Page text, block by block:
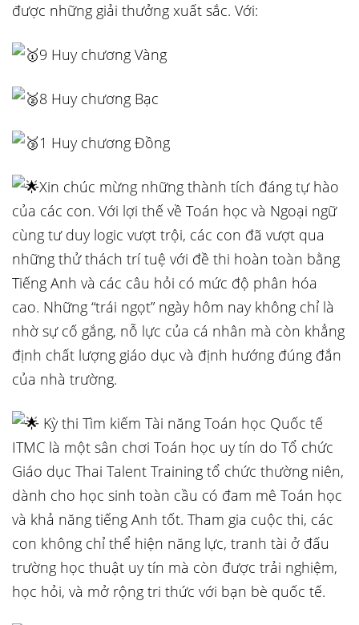
được những giải thưởng xuất sắc. Với:
9 Huy chương Vàng
8 Huy chương Bạc
1 Huy chương Đồng
Xin chúc mừng những thành tích đáng tự hào
của các con. Với lợi thế về Toán học và Ngoại ngữ
cùng tư duy logic vượt trội, các con đã vượt qua
những thử thách trí tuệ với đề thi hoàn toàn bằng
Tiếng Anh và các câu hỏi có mức độ phân hóa
cao. Những “trái ngọt” ngày hôm nay không chỉ là
nhờ sự cố gắng, nỗ lực của cá nhân mà còn khẳng
định chất lượng giáo dục và định hướng đúng đắn
của nhà trường.
Kỳ thi Tìm kiếm Tài năng Toán học Quốc tế
ITMC là một sân chơi Toán học uy tín do Tổ chức
Giáo dục Thai Talent Training tổ chức thường niên,
dành cho học sinh toàn cầu có đam mê Toán học
và khả năng tiếng Anh tốt. Tham gia cuộc thi, các
con không chỉ thể hiện năng lực, tranh tài ở đấu
trường học thuật uy tín mà còn được trải nghiệm,
học hỏi, và mở rộng tri thức với bạn bè quốc tế.